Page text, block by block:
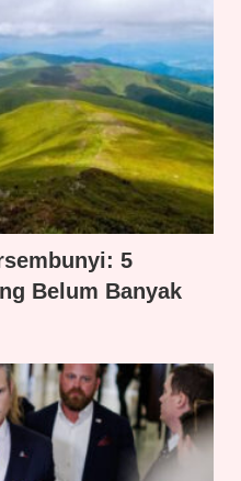
5
Belum Banyak